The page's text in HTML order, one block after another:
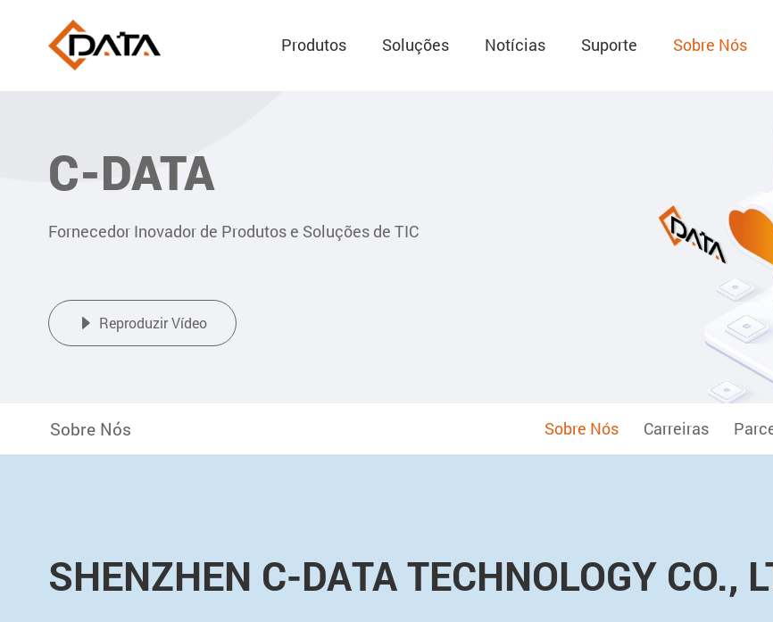
Produtos Soluções Notícias Suporte Sobre Nós
C-DATA
Fornecedor Inovador de Produtos e Soluções de TIC
 Reproduzir Vídeo
Sobre Nós Sobre Nós Carreiras
SHENZHEN C-DATA TECHNOLOGY CO.,